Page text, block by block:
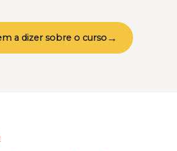
a dizer sobre o curso→